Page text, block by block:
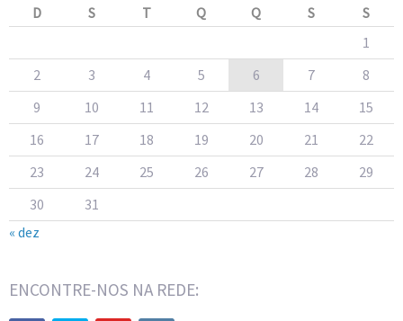
D
S T Q Q S
S
1
2
3 4 5 6 7
8
9
10 11 12 13 14
15
16
17 18 19 20 21
22
23
24 25 26 27 28
29
30
31
« dez
ENCONTRE-NOS NA REDE: